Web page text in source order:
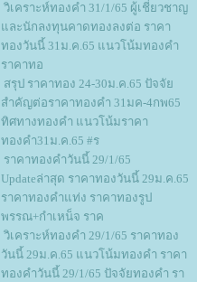
วิเคราะห์ทองคำ 31/1/65 ผู้เชี่ยวชาญ
ละนักลงทุนคาดทองลงต่อ ราคา
ทองวันนี้ 31ม.ค.65 แนวโน้มทองคำ
ราคาทอ
สรุป ราคาทอง 24-30ม.ค.65 ปัจจั
สำคัญต่อราคาทองคำ 31มค-4กพ65
ทิศทางทองคำ แนวโน้มราคา
ทองคำ31ม.ค.65 #ร
ราคาทองคำวันนี้ 29/1/65
Updateล่าสุด ราคาทองวันนี้ 29ม.ค.65
ราคาทองคำแท่ง ราคาทองรูป
พรรณ+กำเหน็จ ราค
วิเคราะห์ทองคำ 29/1/65 ราคาทอง
วันนี้ 29ม.ค.65 แนวโน้มทองคำ ราคา
ทองคำวันนี้ 29/1/65 ปัจจัยทองคำ รา